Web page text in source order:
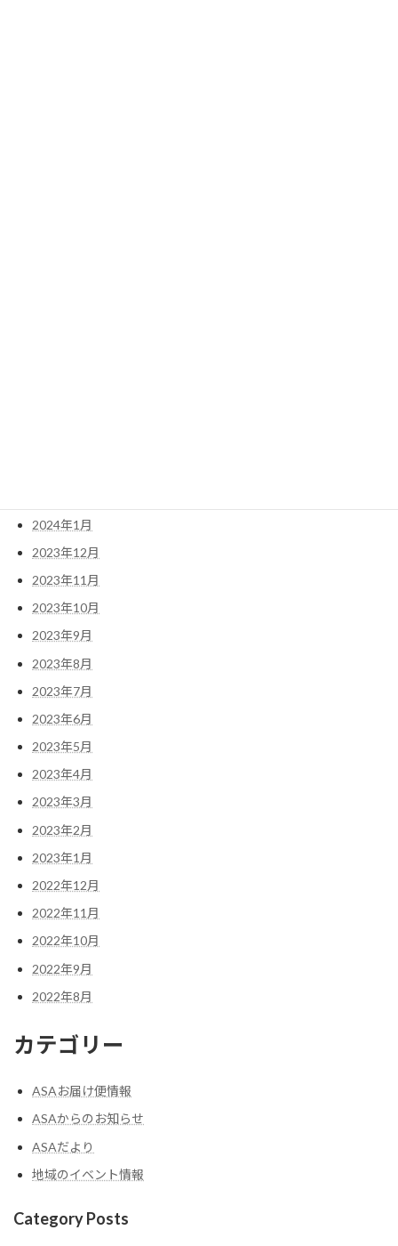
2024年1月
2023年12月
2023年11月
2023年10月
2023年9月
2023年8月
2023年7月
2023年6月
2023年5月
2023年4月
2023年3月
2023年2月
2023年1月
2022年12月
2022年11月
2022年10月
2022年9月
2022年8月
カテゴリー
ASAお届け便情報
ASAからのお知らせ
ASAだより
地域のイベント情報
Category Posts